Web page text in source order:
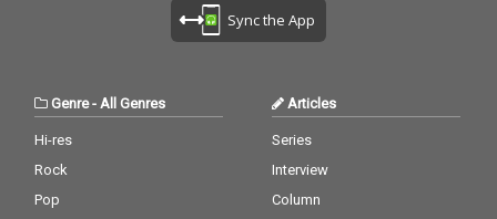
Sync the App
Genre- All Genres
Hi-res
Rock
Pop
Articles
Series
Interview
Column